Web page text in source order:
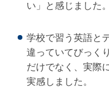
い」と感じました。
学校で習う英語と
違っていてびっく
だけでなく、実際
実感しました。